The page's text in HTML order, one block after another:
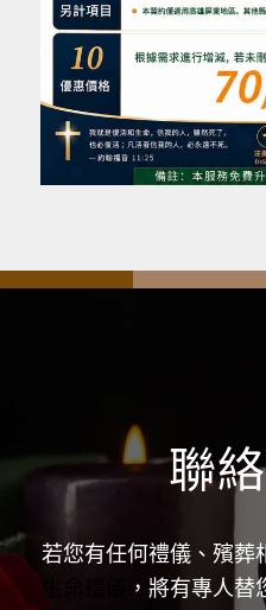
聯
若您有任何禮儀、殯葬
生命禮儀
，將有專人替